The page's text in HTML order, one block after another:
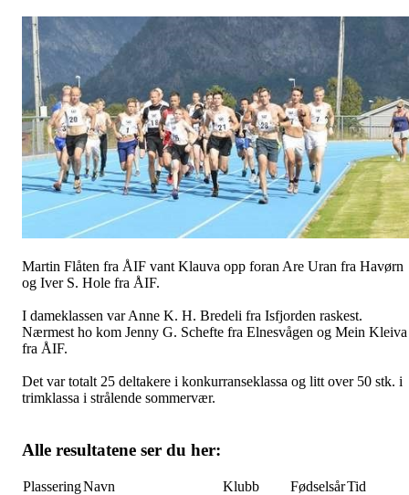
Martin Flåten fra ÅIF vant Klauva opp foran Are Uran fra Havørn
og Iver S. Hole fra ÅIF.
I dameklassen var Anne K. H. Bredeli fra Isfjorden raskest.
Nærmest ho kom Jenny G. Schefte fra Elnesvågen og Mein Kleiva
fra ÅIF.
Det var totalt 25 deltakere i konkurranseklassa og litt over 50 stk. i
trimklassa i strålende sommervær.
Alle resultatene ser du her:
PlasseringNavn Klubb FødselsårTid